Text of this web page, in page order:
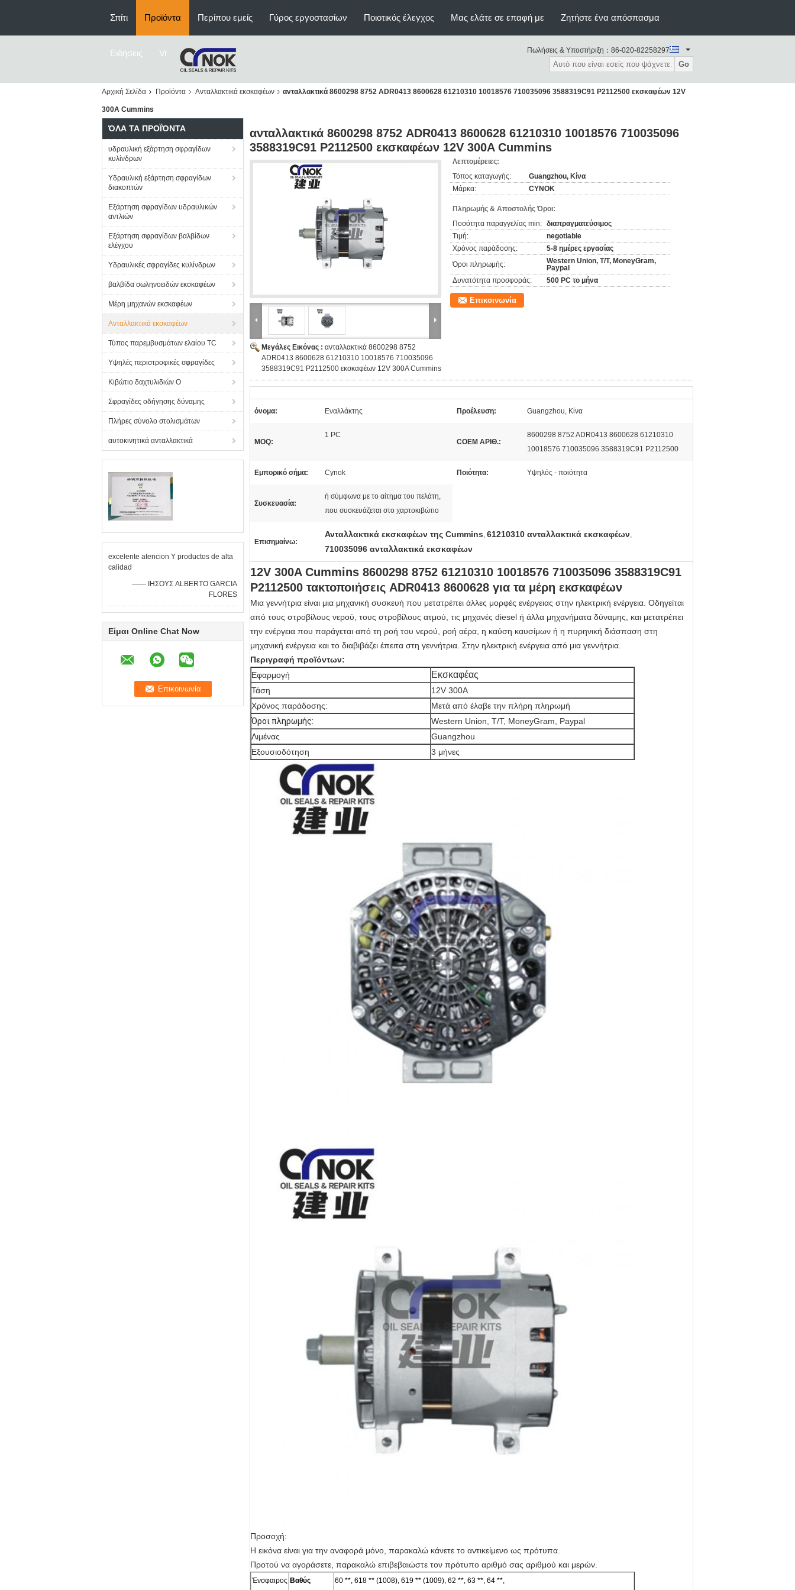
Σπίτι Προϊόντα Περίπου εμείς Γύρος εργοστασίων Ποιοτικός έλεγχος Μας ελάτε σε επαφή με Ζητήστε ένα απόσπασμα
Ειδήσεις Vr Πωλήσεις & Υποστήριξη： 86-020-82258297
Go
Αρχική Σελίδα Προϊόντα Ανταλλακτικά εκσκαφέων ανταλλακτικά 8600298 8752 ADR0413 8600628 61210310 10018576 710035096 3588319C91 P2112500 εκσκαφέων 12V
300A Cummins
ΌΛΑ ΤΑ ΠΡΟΪΌΝΤΑ
υδραυλική εξάρτηση σφραγίδων
κυλίνδρων
Υδραυλική εξάρτηση σφραγίδων
διακοπτών
Εξάρτηση σφραγίδων υδραυλικών
αντλιών
Εξάρτηση σφραγίδων βαλβίδων
ελέγχου
Υδραυλικές σφραγίδες κυλίνδρων
βαλβίδα σωληνοειδών εκσκαφέων
Μέρη μηχανών εκσκαφέων
Ανταλλακτικά εκσκαφέων
Τύπος παρεμβυσμάτων ελαίου TC
Υψηλές περιστροφικές σφραγίδες
Κιβώτιο δαχτυλιδιών Ο
Σφραγίδες οδήγησης δύναμης
Πλήρες σύνολο στολισμάτων
αυτοκινητικά ανταλλακτικά
excelente atencion Υ productos de alta
calidad
—— ΙΗΣΟΥΣ ALBERTO GARCIA
FLORES
Είμαι Online Chat Now
ανταλλακτικά 8600298 8752 ADR0413 8600628 61210310 10018576 710035096
3588319C91 P2112500 εκσκαφέων 12V 300A Cummins
Μεγάλες Εικόνας : ανταλλακτικά 8600298 8752
ADR0413 8600628 61210310 10018576 710035096
3588319C91 P2112500 εκσκαφέων 12V 300A Cummins
Λεπτομέρειες:
Τόπος καταγωγής:
Guangzhou, Κίνα
Μάρκα:
CYNOK
Πληρωμής & Αποστολής Όροι:
Ποσότητα παραγγελίας min: διαπραγματεύσιμος
Τιμή:
negotiable
Χρόνος παράδοσης:
5-8 ημέρες εργασίας
Όροι πληρωμής:
Western Union, T/T, MoneyGram,
Paypal
Δυνατότητα προσφοράς:
500 PC το μήνα
Επικοινωνία
όνομα: Εναλλάκτης Προέλευση: Guangzhou, Κίνα
MOQ:
1 PC
COEM ΑΡΙΘ.:
8600298 8752 ADR0413 8600628 61210310
10018576 710035096 3588319C91 P2112500
Εμπορικό σήμα: Cynok Ποιότητα: Υψηλός - ποιότητα
Συσκευασία:
ή σύμφωνα με το αίτημα του πελάτη,
που συσκευάζεται στο χαρτοκιβώτιο
Επισημαίνω:
Ανταλλακτικά εκσκαφέων της Cummins, 61210310 ανταλλακτικά εκσκαφέων,
710035096 ανταλλακτικά εκσκαφέων
12V 300A Cummins 8600298 8752 61210310 10018576 710035096 3588319C91
P2112500 τακτοποιήσεις ADR0413 8600628 για τα μέρη εκσκαφέων
Μια γεννήτρια είναι μια μηχανική συσκευή που μετατρέπει άλλες μορφές ενέργειας στην ηλεκτρική ενέργεια. Οδηγείται
από τους στροβίλους νερού, τους στροβίλους ατμού, τις μηχανές diesel ή άλλα μηχανήματα δύναμης, και μετατρέπει
την ενέργεια που παράγεται από τη ροή του νερού, ροή αέρα, η καύση καυσίμων ή η πυρηνική διάσπαση στη
μηχανική ενέργεια και το διαβιβάζει έπειτα στη γεννήτρια. Στην ηλεκτρική ενέργεια από μια γεννήτρια.
Περιγραφή προϊόντων:
Εφαρμογή
Εκσκαφέας
Τάση
12V 300A
Χρόνος παράδοσης:
Μετά από έλαβε την πλήρη πληρωμή
Όροι πληρωμής:
Western Union, T/T, MoneyGram, Paypal
Λιμένας
Guangzhou
Εξουσιοδότηση
3 μήνες
Προσοχή:
Η εικόνα είναι για την αναφορά μόνο, παρακαλώ κάνετε το αντικείμενο ως πρότυπα.
Προτού να αγοράσετε, παρακαλώ επιβεβαιώστε τον πρότυπο αριθμό σας αριθμού και μερών.
Ένσφαιρος Βαθύς
60 **, 618 ** (1008), 619 ** (1009), 62 **, 63 **, 64 **,